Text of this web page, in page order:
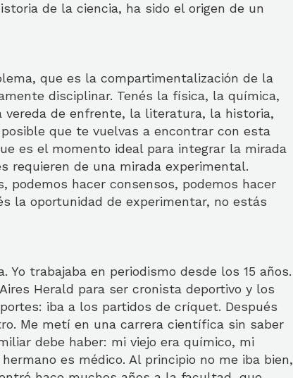
de la ciencia, ha sido el origen de un
que es la compartimentalización de la
disciplinar. Tenés la física, la química,
de enfrente, la literatura, la historia,
que te vuelvas a encontrar con esta
es el momento ideal para integrar la mirada
requieren de una mirada experimental.
podemos hacer consensos, podemos hacer
la oportunidad de experimentar, no estás
trabajaba en periodismo desde los 15 años.
Herald para ser cronista deportivo y los
iba a los partidos de críquet. Después
Me metí en una carrera científica sin saber
debe haber: mi viejo era químico, mi
es médico. Al principio no me iba bien,